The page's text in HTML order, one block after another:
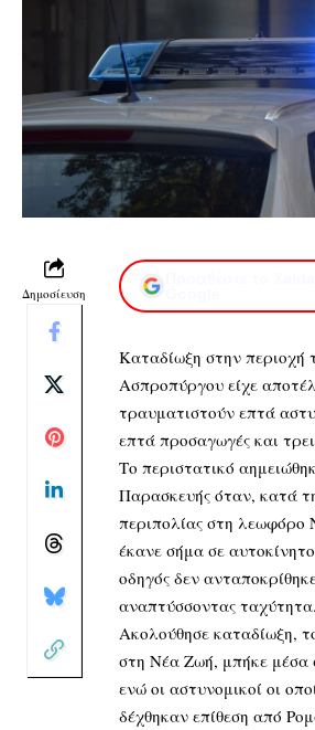
Δημοσίευση
Kαταδίωξη στην περιοχή
Ασπροπύργου είχε
τραυματιστούν επτά
επτά προσαγωγές και
Το περιστατικό
Παρασκευής όταν, κατά
περιπολίας στη
έκανε σήμα σε
οδηγός δεν
αναπτύσσοντας ταχύτητα.
Ακολούθησε καταδίωξη,
στη Νέα Ζωή, μπήκε μέσα
ενώ οι αστυνομικοί οι
δέχθηκαν επίθεση από